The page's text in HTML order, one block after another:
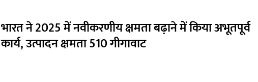
भारत ने 2025 में नवीकरणीय क्षमता बढ़ाने में किया अभूतपूर्व
कार्य, उत्पादन क्षमता 510 गीगावाट